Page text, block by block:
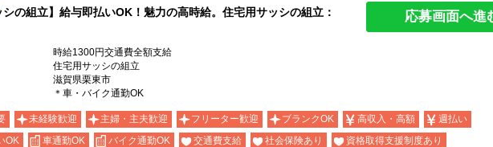
シの組立】給与即払いOK！魅力の高時給。住宅用サッシの組立：
応募画面へ進
時給1300円交通費全額支給
住宅用サッシの組立
滋賀県栗東市
＊車・バイク通勤OK
未経験歓迎 主婦・主夫歓迎 フリーター歓迎 ブランクOK 高収入・高額
週払い
OK
車通勤OK バイク通勤OK 交通費支給 社会保険あり 資格取得支援制度あり